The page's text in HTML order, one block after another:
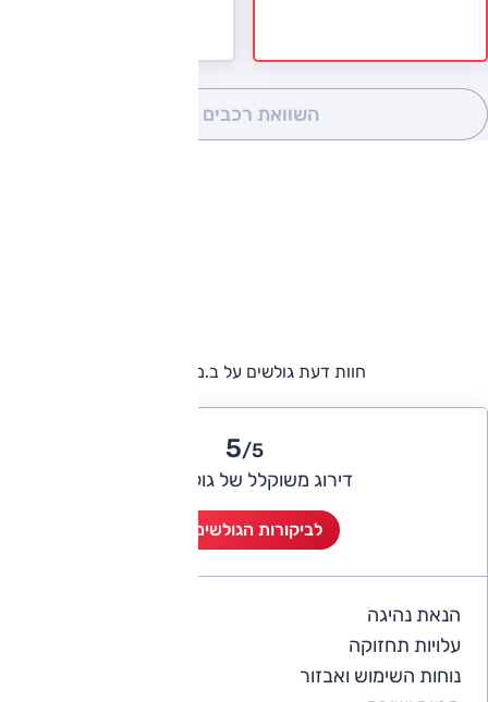
השוואת רכבים
חוות דעת גולשים על ב.מ.וו סדרה 7
5/5
דירוג משוקלל של גולשי אוטו
לביקורות הגולשים (3)
הנאת נהיגה
עלויות תחזוקה
נוחות השימוש ואבזור